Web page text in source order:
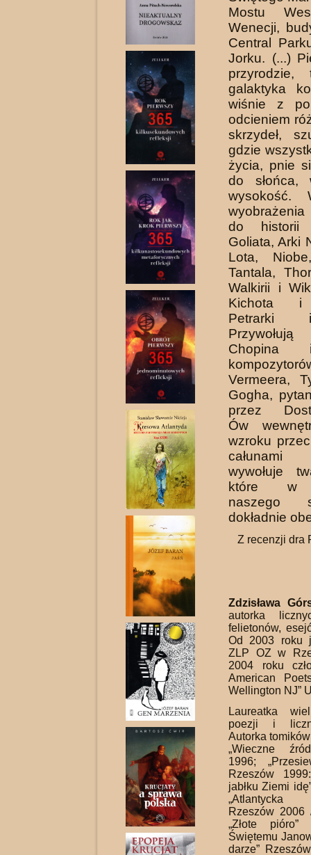
Mostu
Wenecji,
Central
Jorku. (...)
przyrodzie,
galaktyka
wiśnie z
odcieniem
skrzydeł,
gdzie
życia, pnie
do
wysokość.
do
Goliata, Arki
Lota,
Tantala,
Walkirii i
Kichota i
Petrarki
Chopina
Vermeera,
Gogha,
przez
Ów
wzroku
całunami
wywołuje
które w
naszego
dokładnie
Z recenzji dra
Zdzisława
autorka
felietonów,
Od 2003 roku
ZLP OZ w
2004 roku
American
Wellington NJ”
Laureatka
poezji i
Autorka
„Wieczne
1996;
Rzeszów
jabłku Ziemi
„Atlantycka
Rzeszów 2006
„Złote pió­ro”
Świętemu
da­rze”